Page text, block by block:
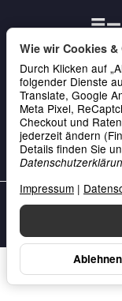
Gesetzliche
Service & Kontakt
Zahlung
Unsere
Ablehnen
Wie wir Cookies &
Durch Klicken auf
folgender Dienste
Translate, Google
Meta Pixel,
Checkout und
jederzeit ändern
Details finden Sie
Impressum |